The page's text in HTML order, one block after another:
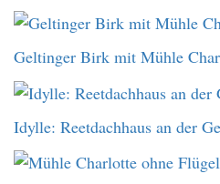
Geltinger Birk mit Mühle
Idylle: Reetdachhaus an der